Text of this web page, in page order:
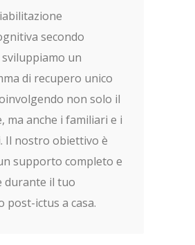
secondo
un
di recupero unico
non solo il
ma anche i familiari e i
Il nostro obiettivo è
supporto completo e
durante il tuo
post-ictus a casa.